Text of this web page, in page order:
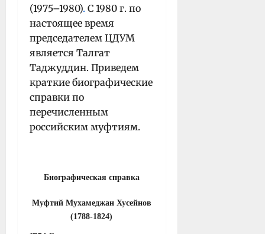
(1975–1980). С 1980 г. по
настоящее время
председателем ЦДУМ
является Талгат
Таджуддин. Приведем
краткие биографические
справки по
перечисленным
российским муфтиям.
Биографическая справка
Муфтий Мухамеджан Хусейнов
(1788-1824)